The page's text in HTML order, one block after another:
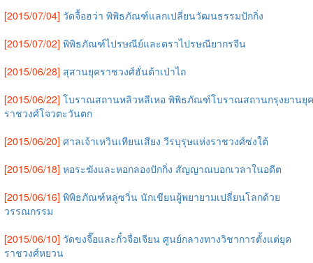
[2015/07/04] วัดจื้อฮว่า พิพิธภัณฑ์แลกเปลี่ยนวัฒนธรรมปักกิ่ง
[2015/07/02] พิพิธภัณฑ์ไปรษณีย์และตราไปรษณียากรจีน
[2015/06/28] สุสานยุคราชวงศ์ฮั่นต้าเป่าไถ
[2015/06/22] โบราณสถานหลิวหลีเหอ พิพิธภัณฑ์โบราณสถานกรุงยานยุค
ราชวงศ์โจวตะวันตก
[2015/06/20] ศาลเจ้าเหวินเทียนเสียง วีรบุรุษแห่งราชวงศ์ซ่งใต้
[2015/06/18] หอระฆังและหอกลองปักกิ่ง สัญญาณบอกเวลาในอดีต
[2015/06/16] พิพิธภัณฑ์หลู่ซวิ่น นักเขียนผู้พยายามเปลี่ยนโลกด้วย
วรรณกรรม
[2015/06/10] วัดขงจื๊อและกั๋วจื่อเจียน ศูนย์กลางทางวิชาการตั้งแต่ยุค
ราชวงศ์หยวน